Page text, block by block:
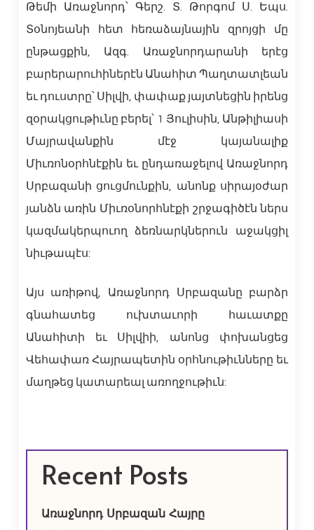
Թեմի Առաջնորդ՝ Գերշ. Տ. Թորգոմ Ս. Եպս.
Տօնոյեանի հետ հեռաձայնային զրոյցի մը
ընթացքին, Ազգ. Առաջնորդարանի երէց
բարերարուհիներէն Անահիտ Պաղտատլեան
եւ դուստրը՝ Սիլվի, փափաք յայտնեցին իրենց
զօրակցութիւնը բերել՝ 1 Յուլիսին, Անթիլիասի
Մայրավանքին մէջ կայանալիք
Միւռոնօրհնէքին եւ ընդառաջելով Առաջնորդ
Սրբազանի ցուցմունքին, անոնք սիրայօժար
յանձն առին Միւռօնորհնէքի շրջագիծէն ներս
կազմակերպուող ձեռնարկներուն աջակցիլ
նիւթապէս:
Այս առիթով, Առաջնորդ Սրբազանը բարձր
գնահատեց ուխտաւորի հաւատքը
Անահիտի եւ Սիլվիի, անոնց փոխանցեց
Վեհափառ Հայրապետին օրհնութիւնները եւ
մաղթեց կատարեալ առողջութիւն:
Recent Posts
Առաջնորդ Սրբազան Հայրը